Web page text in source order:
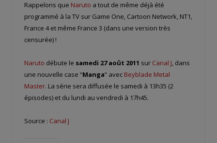
Rappelons que Naruto a tout de même déjà été
programmé à la TV sur Game One, Cartoon Network, NT1,
France 4 et même France 3 (dans une version très
censurée) !
Naruto débute le samedi 27 août 2011 sur Canal J, dans
une nouvelle case “Manga” avec Beyblade Metal
Master. La série sera diffusée le samedi à 13h35 (2
épisodes) et du lundi au vendredi à 17h45.
Source : Canal J